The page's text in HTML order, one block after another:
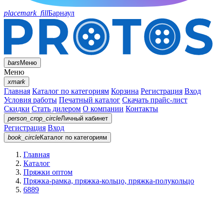
placemark_fillБарнаул
barsМеню
Меню
xmark
Главная Каталог по категориям Корзина Регистрация Вход
Условия работы Печатный каталог Скачать прайс-лист
Скидки Стать дилером О компании Контакты
person_crop_circleЛичный кабинет
Регистрация Вход
book_circleКаталог по категориям
Главная
Каталог
Пряжки оптом
Пряжка-рамка, пряжка-кольцо, пряжка-полукольцо
6889